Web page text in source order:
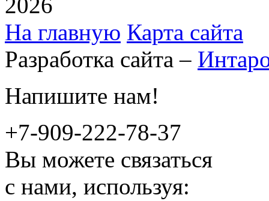
На главную Карта сайта
Разработка сайта –
Напишите нам!
+7-909-222-78-37
Вы можете связаться
с нами, используя: